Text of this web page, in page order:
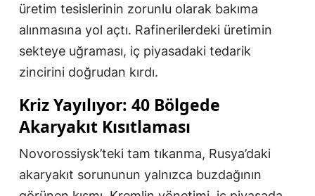
üretim tesislerinin zorunlu olarak bakıma
alınmasına yol açtı. Rafinerilerdeki üretimin
sekteye uğraması, iç piyasadaki tedarik
zincirini doğrudan kırdı.
Kriz Yayılıyor: 40 Bölgede
Akaryakıt Kısıtlaması
Novorossiysk’teki tam tıkanma, Rusya’daki
akaryakıt sorununun yalnızca buzdağının